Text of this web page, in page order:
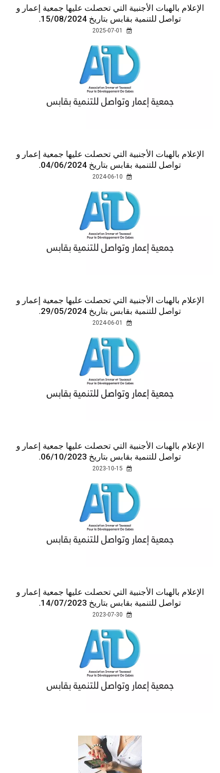
الإعلام بالهبات الأجنبية التي تحصلت عليها جمعية إعمار و
تواصل للتنمية بقابس بتاريخ 15/08/2024.
الإعلام بالهبات الأجنبية التي تحصلت عليها جمعية إعمار و
تواصل للتنمية بقابس بتاريخ 04/06/2024.
الإعلام بالهبات الأجنبية التي تحصلت عليها جمعية إعمار و
تواصل للتنمية بقابس بتاريخ 29/05/2024.
الإعلام بالهبات الأجنبية التي تحصلت عليها جمعية إعمار و
تواصل للتنمية بقابس بتاريخ 06/10/2023.
الإعلام بالهبات الأجنبية التي تحصلت عليها جمعية إعمار و
تواصل للتنمية بقابس بتاريخ 14/07/2023.